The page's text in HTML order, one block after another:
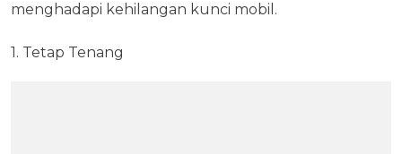
menghadapi kehilangan kunci mobil.
1. Tetap Tenang